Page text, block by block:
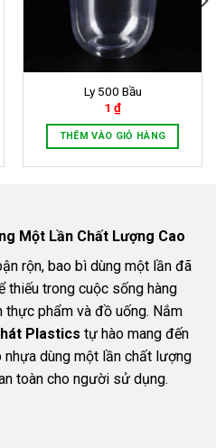
Ly 500 Bầu
1 ₫
THÊM VÀO GIỎ HÀNG
Một Lần Chất Lượng Cao
rộn, bao bì dùng một lần đã
thiếu trong cuộc sống hàng
thực phẩm và đồ uống. Nắm
Plastics tự hào mang đến
dùng một lần chất lượng
toàn cho người sử dụng.